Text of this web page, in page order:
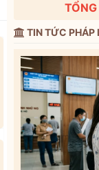
TIN TỨC PHÁP